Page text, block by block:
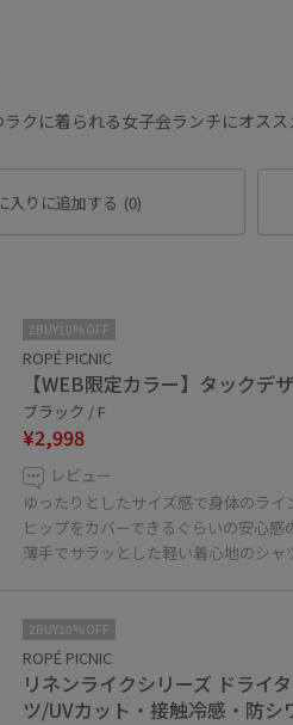
クに着られる女子会ランチにオスス
入りに追加する (0)
2BUY10%OFF
ROPÉ PICNIC
【WEB限定カラー】タックデ
ブラック / F
¥2,998
レビュー
ゆったりとしたサイズ感で身体のライ
ヒップをカバーできるぐらいの安心感
薄手でサラッとした軽い着心地のシャ
2BUY10%OFF
ROPÉ PICNIC
リネンライクシリーズ ドライ
ツ/UVカット・接触冷感・防シ